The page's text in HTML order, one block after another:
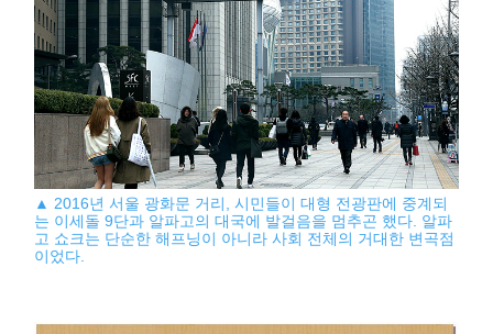
▲ 2016년 서울 광화문 거리, 시민들이 대형 전광판에 중계되
는 이세돌 9단과 알파고의 대국에 발걸음을 멈추곤 했다. 알파
고 쇼크는 단순한 해프닝이 아니라 사회 전체의 거대한 변곡점
이었다.